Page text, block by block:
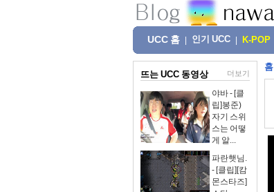
UCC 홈 인기 UCC K-POP
뜨는 UCC 동영상 더보기
야바 - [클
립]봉준)
자기 스위
스는 어떻
게 알...
파란햇님.
- [클립][캄
몬스타즈]
홈